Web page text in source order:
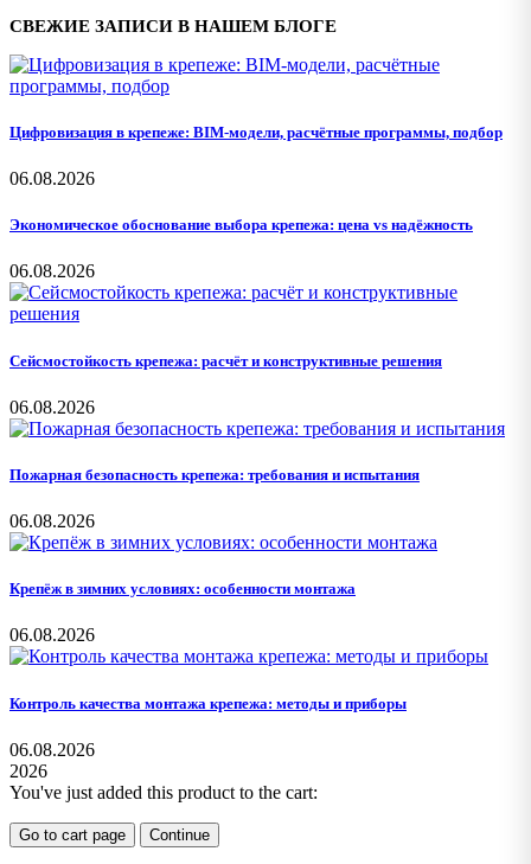
СВЕЖИЕ ЗАПИСИ В НАШЕМ БЛОГЕ
Цифровизация в крепеже: BIM-модели, расчётные программы, подбор
06.08.2026
Экономическое обоснование выбора крепежа: цена vs надёжность
06.08.2026
Сейсмостойкость крепежа: расчёт и конструктивные решения
06.08.2026
Пожарная безопасность крепежа: требования и испытания
06.08.2026
Крепёж в зимних условиях: особенности монтажа
06.08.2026
Контроль качества монтажа крепежа: методы и приборы
06.08.2026
2026
You've just added this product to the cart:
Go to cart page Continue